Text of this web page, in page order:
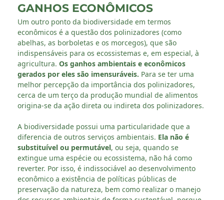
GANHOS ECONÔMICOS
Um outro ponto da biodiversidade em termos
econômicos é a questão dos polinizadores (como
abelhas, as borboletas e os morcegos), que são
indispensáveis para os ecossistemas e, em especial, à
agricultura. Os ganhos ambientais e econômicos
gerados por eles são imensuráveis. Para se ter uma
melhor percepção da importância dos polinizadores,
cerca de um terço da produção mundial de alimentos
origina-se da ação direta ou indireta dos polinizadores.
A biodiversidade possui uma particularidade que a
diferencia de outros serviços ambientais. Ela não é
substituível ou permutável, ou seja, quando se
extingue uma espécie ou ecossistema, não há como
reverter. Por isso, é indissociável ao desenvolvimento
econômico a existência de políticas públicas de
preservação da natureza, bem como realizar o manejo